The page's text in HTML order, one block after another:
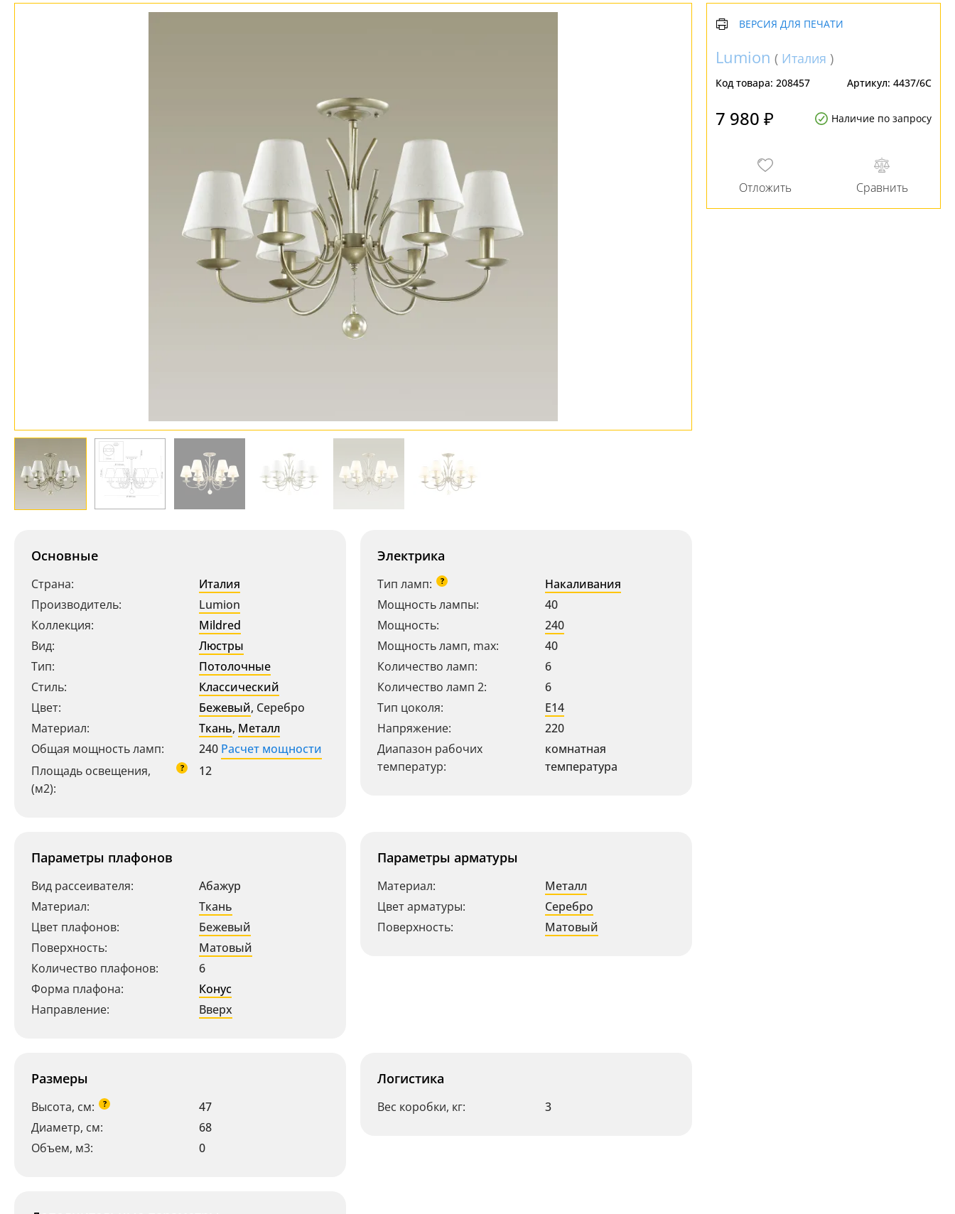
Контакты
Золото
Основные
Страна:
Италия
Производитель:
Lumion
Коллекция:
Mildred
Вид:
Люстры
Тип:
Потолочные
Стиль:
Классический
Цвет:
Бежевый, Серебро
Материал:
Ткань, Металл
Общая мощность ламп:
240 Расчет мощности
Площадь освещения,
(м2):
? 12
Электрика
Тип ламп: ?
Накаливания
Мощность лампы:
40
Мощность:
240
Мощность ламп, max:
40
Количество ламп:
6
Количество ламп 2:
6
Тип цоколя:
E14
Напряжение:
220
Диапазон рабочих
температур:
комнатная
температура
Параметры плафонов
Вид рассеивателя:
Абажур
Материал:
Ткань
Цвет плафонов:
Бежевый
Поверхность:
Матовый
Количество плафонов:
6
Форма плафона:
Конус
Направление:
Вверх
Параметры арматуры
Материал:
Металл
Цвет арматуры:
Серебро
Поверхность:
Матовый
Размеры
Высота, см: ?
47
Диаметр, см:
68
Объем, м3:
0
Логистика
Вес коробки, кг: 3
ВЕРСИЯ ДЛЯ ПЕЧАТИ
Lumion ( Италия )
Код товара: 208457 Артикул: 4437/6C
7 980 ₽ Наличие по запросу